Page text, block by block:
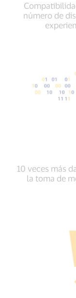
número de
10 veces más
la toma de